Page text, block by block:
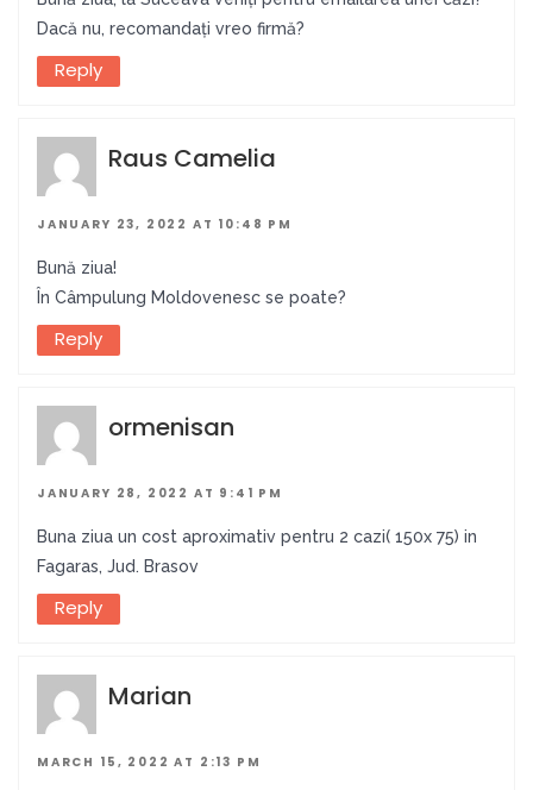
Dacă nu, recomandați vreo firmă?
Reply
Raus Camelia
JANUARY 23, 2022 AT 10:48 PM
Bună ziua!
În Câmpulung Moldovenesc se poate?
Reply
ormenisan
JANUARY 28, 2022 AT 9:41 PM
Buna ziua un cost aproximativ pentru 2 cazi( 150x 75) in
Fagaras, Jud. Brasov
Reply
Marian
MARCH 15, 2022 AT 2:13 PM